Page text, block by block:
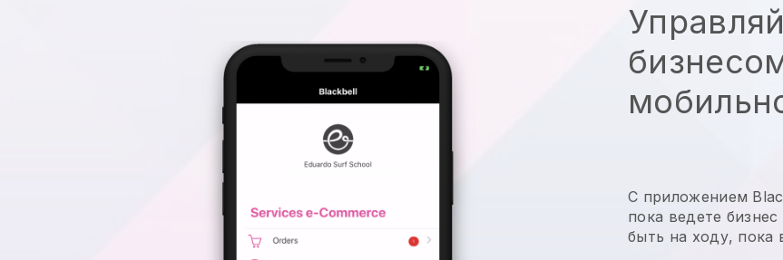
С приложением
пока ведете
быть на ходу, пока